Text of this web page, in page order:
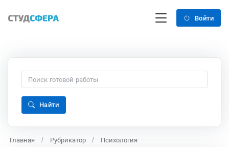
Войти
Найти
Главная Рубрикатор Психология